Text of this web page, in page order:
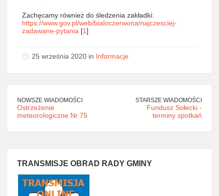
Zachęcamy również do śledzenia zakładki:
https://www.gov.pl/web/bialoczerwona/najczesciej-
zadawane-pytania [1]
25 września 2020 in Informacje
NOWSZE WIADOMOŚCI
Ostrzeżenie
meteorologiczne Nr 75
STARSZE WIADOMOŚCI
Fundusz Sołecki -
terminy spotkań
TRANSMISJE OBRAD RADY GMINY